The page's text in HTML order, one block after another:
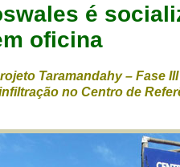
é
oficina
Taramandahy – Fase
no Centro de